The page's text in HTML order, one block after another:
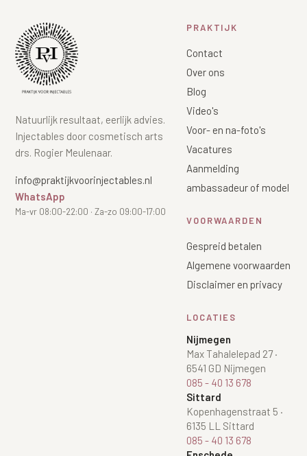
Natuurlijk resultaat, eerlijk advies.
Injectables door cosmetisch arts
drs. Rogier Meulenaar.
info@praktijkvoorinjectables.nl
WhatsApp
Ma-vr 08:00-22:00 · Za-zo 09:00-17:00
PRAKTIJK
Contact
Over ons
Blog
Video's
Voor- en na-foto's
Vacatures
Aanmelding
ambassadeur of model
VOORWAARDEN
Gespreid betalen
Algemene voorwaarden
Disclaimer en privacy
LOCATIES
Nijmegen
Max Tahalelepad 27·
6541 GD Nijmegen
085 - 40 13 678
Sittard
Kopenhagenstraat 5 ·
6135 LL Sittard
085 - 40 13 678